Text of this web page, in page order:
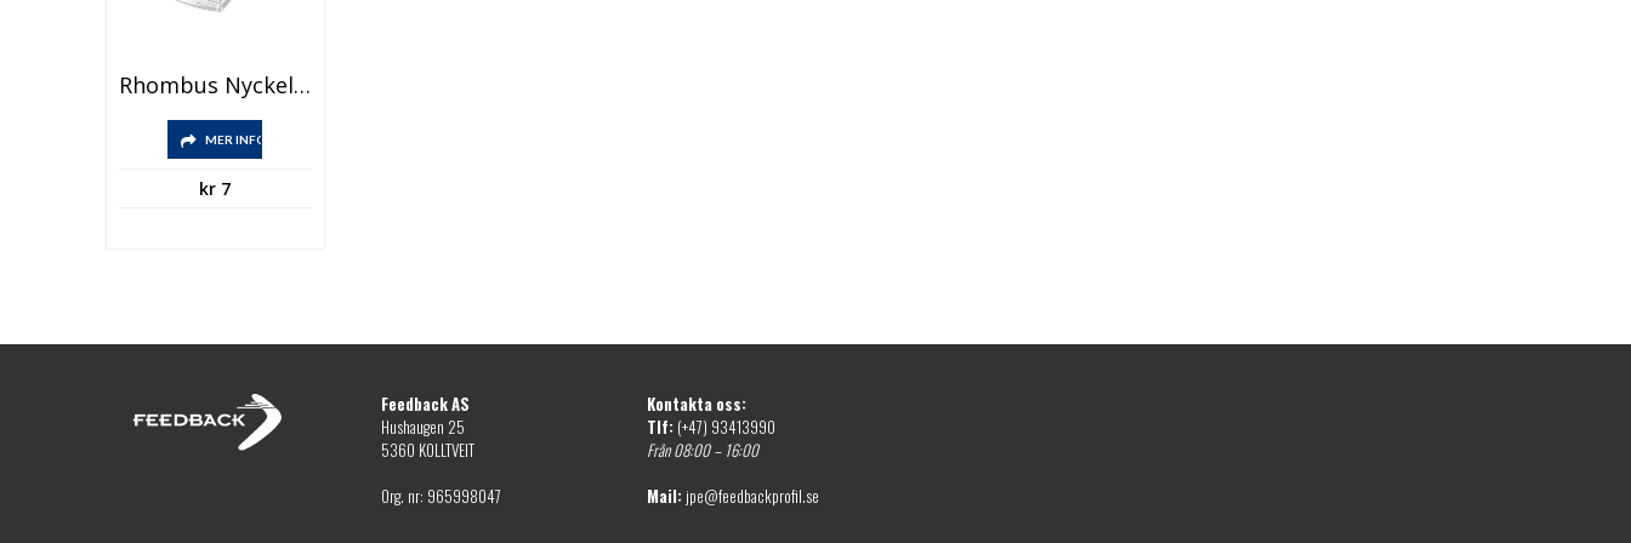
Rhombus Nyckelring P4 Med Plastklämma
MER INFO
kr 7
Feedback AS
Hushaugen 25
5360 KOLLTVEIT
Org. nr: 965998047
Kontakta oss:
Tlf: (+47) 93413990
Från 08:00 – 16:00
Mail: jpe@feedbackprofil.se